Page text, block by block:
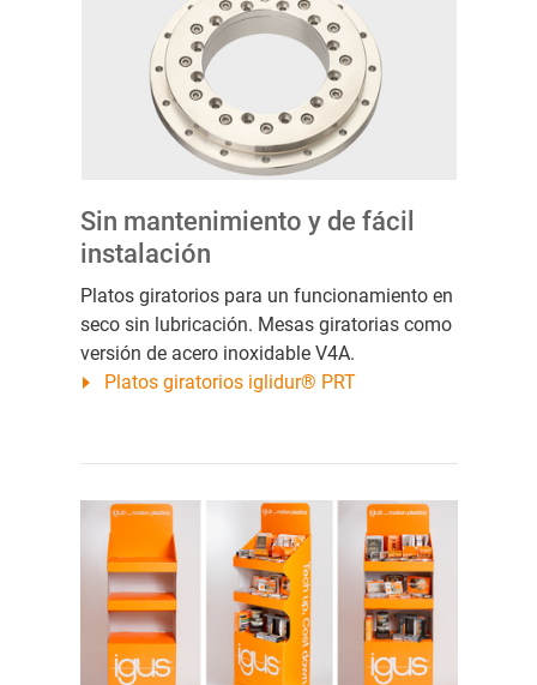
Sin mantenimiento y de fácil
instalación
Platos giratorios para un funcionamiento en
seco sin lubricación. Mesas giratorias como
versión de acero inoxidable V4A.
Platos giratorios iglidur® PRT